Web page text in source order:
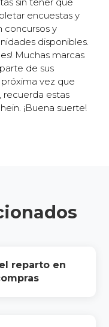
encuestas y
concursos y
disponibles.
Muchas marcas
de sus
vez que
recuerda estas
¡Buena suerte!
reparto en